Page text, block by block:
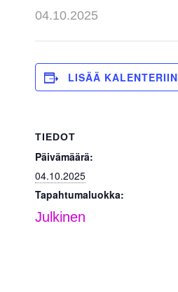
04.10.2025
LISÄÄ KALENTERIIN
TIEDOT
Päivämäärä:
04.10.2025
Tapahtumaluokka:
Julkinen